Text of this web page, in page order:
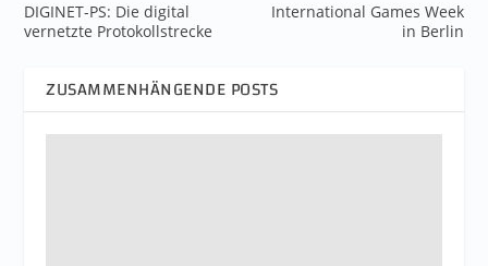
DIGINET-PS: Die digital
vernetzte Protokollstrecke
International Games Week
in Berlin
ZUSAMMENHÄNGENDE POSTS